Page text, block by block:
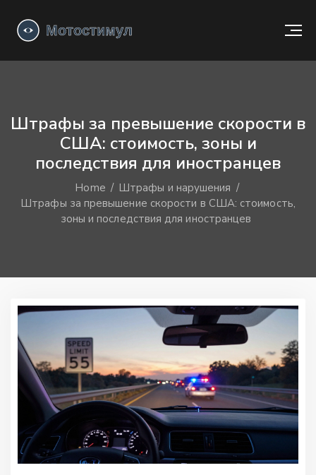
Штрафы за превышение скорости в
США: стоимость, зоны и
последствия для иностранцев
Home
Штрафы и нарушения
Штрафы за превышение скорости в США: стоимость,
зоны и последствия для иностранцев